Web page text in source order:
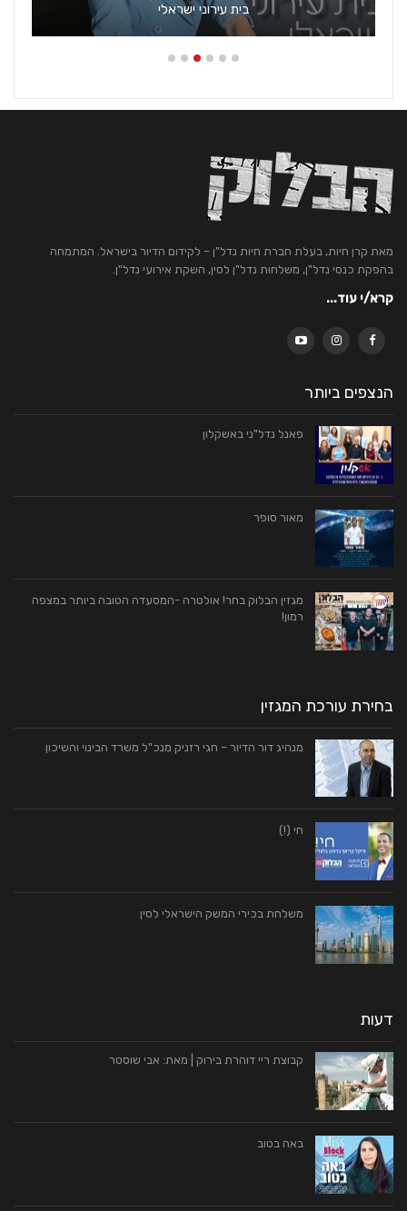
בית עירוני ישראלי
מאת קרן חיות, בעלת חברת חיות נדל"ן – לקידום הדיור בישראל. המתמחה
בהפקת כנסי נדל"ן, משלחות נדל"ן לסין, השקת אירועי נדל"ן.
קרא/י עוד...
הנצפים ביותר
פאנל נדל"ני באשקלון
מאור סופר
מגזין הבלוק בחר! אולטרה -המסעדה הטובה ביותר במצפה
רמון!
בחירת עורכת המגזין
מנהיג דור הדיור – חגי רזניק מנכ"ל משרד הבינוי והשיכון
חי (!)
משלחת בכירי המשק הישראלי לסין
דעות
קבוצת ריי דוהרת בירוק | מאת: אבי שוסטר
באה בטוב